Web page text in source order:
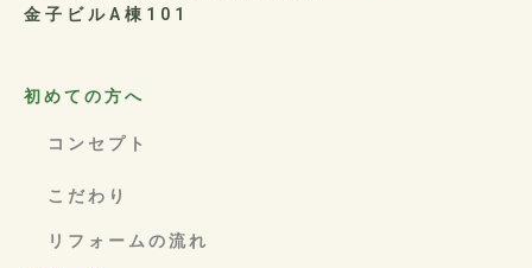
金子ビルA棟101
初めての方へ
コンセプト
こだわり
リフォームの流れ